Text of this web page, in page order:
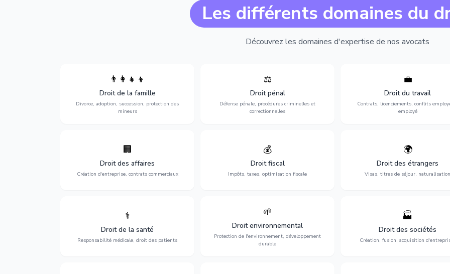
Les différents domaines du
Découvrez les domaines d'expertise de nos avocats
👨‍👩‍👧‍👦
Droit de la famille
Divorce, adoption, succession, protection des
mineurs
succession et protection des personnes
vulnérables.
⚖️
Droit pénal
Défense pénale, procédures criminelles et
correctionnelles
Expertise en matière pénale, de
l'assistance en garde à vue jusqu'au
procès, pour toute affaire correctionnelle
ou criminelle.
💼
Droit du travail
Contrats, licenciements, conflits
employé
Protection de vos droits au
contrats, licenciements,
discrimination et conflits avec
l'employeur.
🏢
Droit des affaires
Création d'entreprise, contrats commerciaux
Accompagnement complet pour votre
entreprise : création, contrats
commerciaux, concurrence et litiges.
💰
Droit fiscal
Impôts, taxes, optimisation fiscale
Optimisation de votre situation fiscale :
déclarations, contentieux, contrôles
fiscaux et planification.
🌍
Droit des étrangers
Visas, titres de séjour, naturalisation
Obtention de vos droits de séjour :
cartes de séjour, regroupement
naturalisation.
⚕️
Droit de la santé
Responsabilité médicale, droit des patients
Défense de vos droits médicaux : erreurs
médicales, responsabilité des praticiens
et indemnisation.
🌱
Droit environnemental
Protection de l'environnement, développement
durable
environnementale, litiges et
développement durable.
🏭
Droit des sociétés
Création, fusion, acquisition
Structuration de votre société :
fusion-acquisition, gouvernance
restructuration.